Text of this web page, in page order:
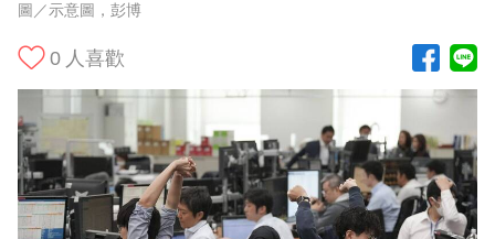
圖／示意圖，彭博
0 人喜歡